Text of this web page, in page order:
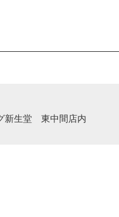
新生堂 東中間店内